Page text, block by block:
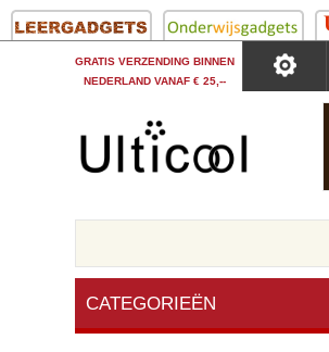
GRATIS VERZENDING BINNEN
NEDERLAND VANAF € 25,--
CATEGORIEËN